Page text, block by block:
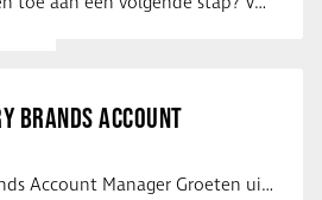
BRANDS ACCOUNT
Vacature Luxury Brands Account Manager Groeten uit Spanje! Vanaf mijn …